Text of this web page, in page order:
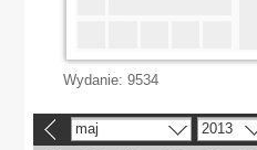
Wydanie: 9534
maj 2013